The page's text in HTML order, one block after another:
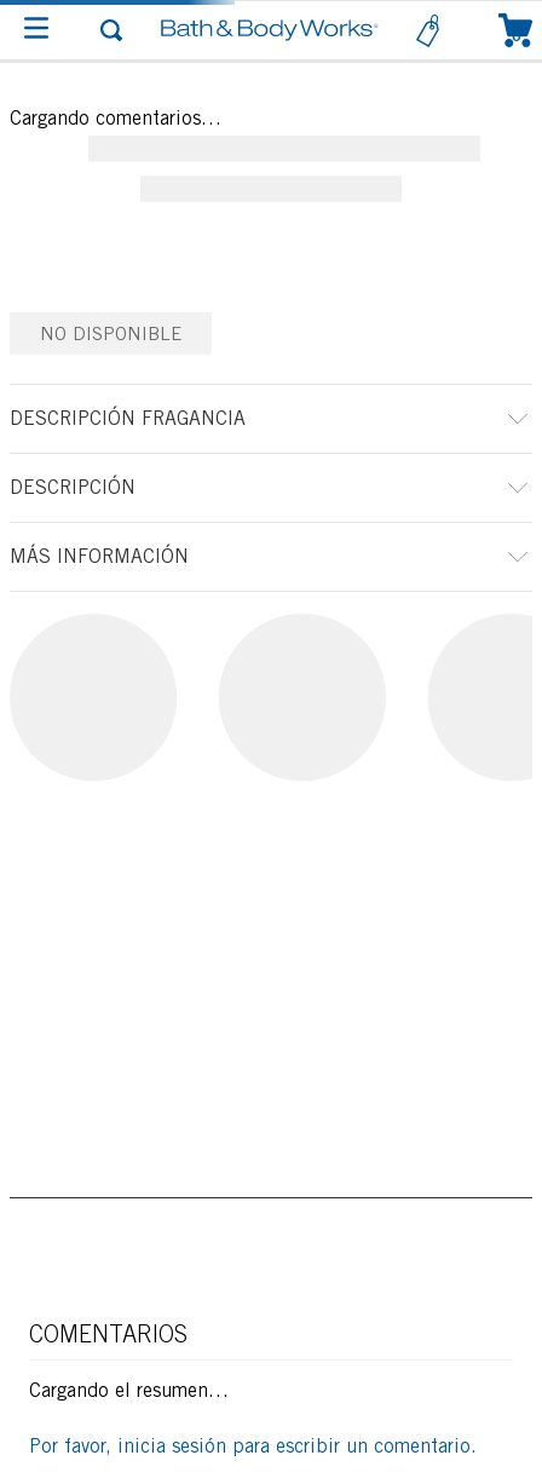
0
Cargando comentarios…
NO DISPONIBLE
DESCRIPCIÓN FRAGANCIA
DESCRIPCIÓN
MÁS INFORMACIÓN
COMENTARIOS
Cargando el resumen…
Por favor, inicia sesión para escribir un comentario.